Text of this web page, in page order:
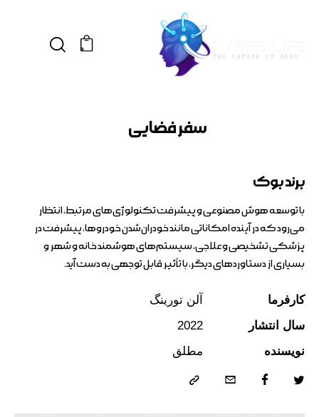
0
سفر فضایی
برند بوک
با توسعه هوش مصنوعی و پیشرفت تکنولوژی‌های مرتبط، انتظار
می‌رود که در آینده امکاناتی مانند خودران‌شدن خودروها، پیشرفت در
پزشکی تشخیصی و علاجی، سیستم‌های هوشمند خانه و شهر و
بسیاری از دستاوردهای دیگر، با تأثیر قابل توجهی به دست آید.
کارفرما
آلن تورینگ
سال انتشار
2022
نویسنده
مطلق